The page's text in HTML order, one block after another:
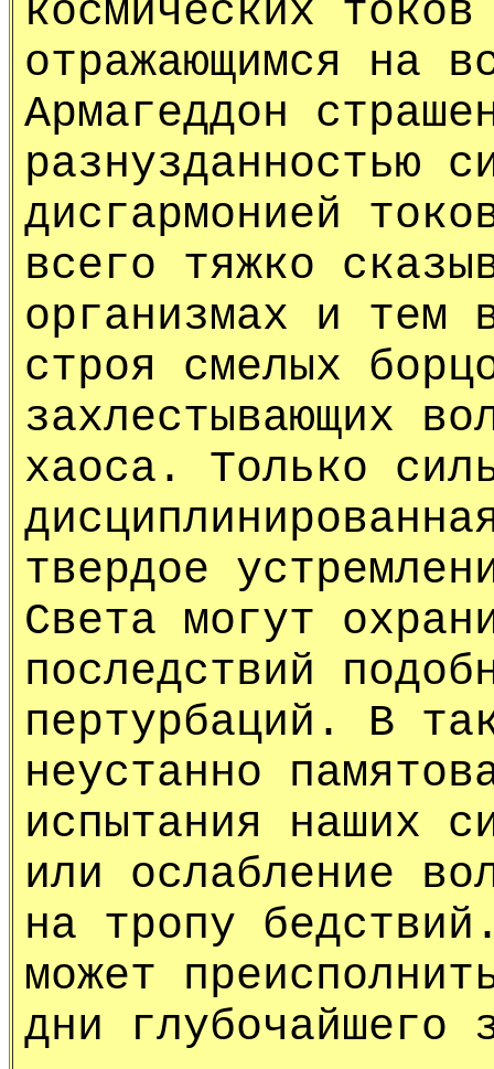
космических
отражающимся на
Армагеддон
разнузданностью
дисгармонией
всего тяжко
организмах и тем
строя смелых
захлестывающих
хаоса. Только
твердое
Света могут
последствий
пертурбаций. В
неустанно
испытания наших
или ослабление
на тропу
может
дни глубочайшего